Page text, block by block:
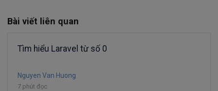
Bài viết liên quan
Tìm hiểu Laravel từ số 0
Nguyen Van Huong
7 phút đọc